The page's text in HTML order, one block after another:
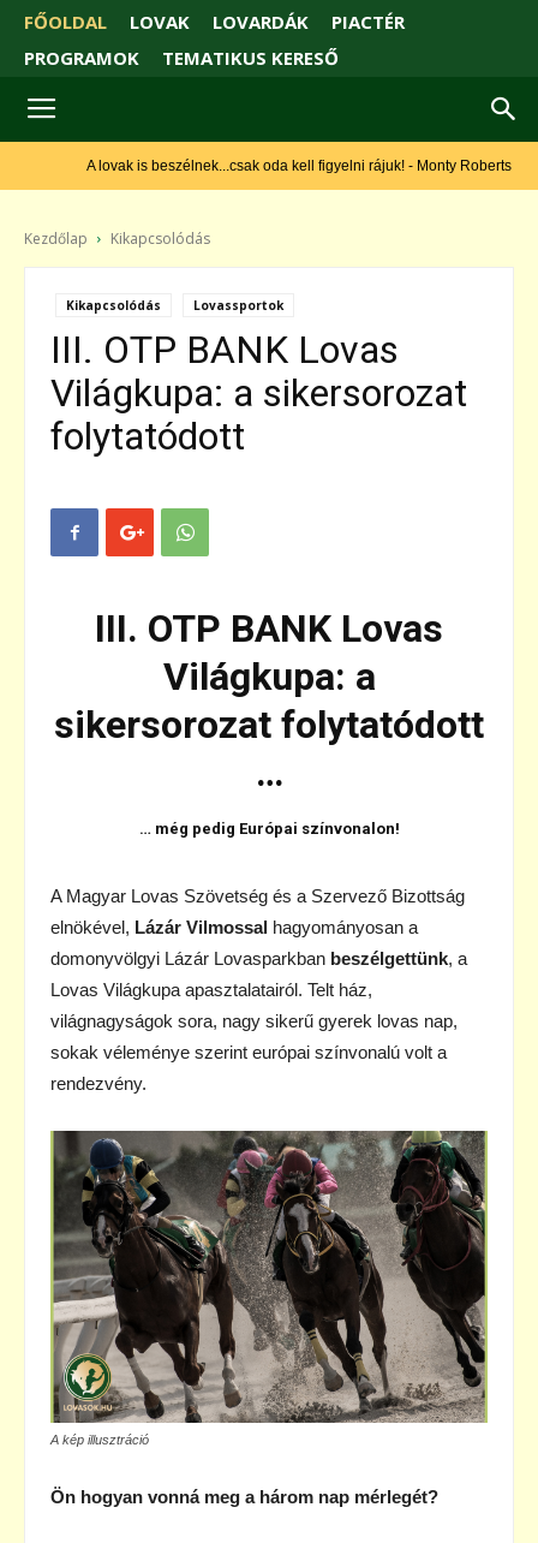
FŐOLDAL LOVAK LOVARDÁK
PIACTÉR
PROGRAMOK
TEMATIKUS KERESŐ
A lovak is beszélnek...csak oda kell figyelni rájuk! - Monty Roberts
Kezdőlap Kikapcsolódás
Kikapcsolódás Lovassportok
III. OTP BANK Lovas
Világkupa: a sikersorozat
folytatódott
III. OTP BANK Lovas
Világkupa: a
sikersorozat folytatódott
…
… még pedig Európai színvonalon!
A Magyar Lovas Szövetség és a Szervező Bizottság
elnökével, Lázár Vilmossal hagyományosan a
domonyvölgyi Lázár Lovasparkban beszélgettünk, a
Lovas Világkupa apasztalatairól. Telt ház,
világnagyságok sora, nagy sikerű gyerek lovas nap,
sokak véleménye szerint európai színvonalú volt a
rendezvény.
A kép illusztráció
Ön hogyan vonná meg a három nap mérlegét?